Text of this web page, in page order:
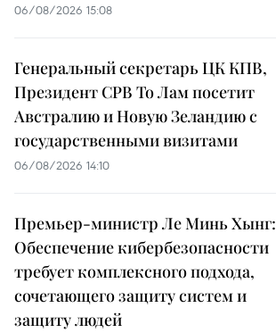
06/08/2026 15:08
Генеральный секретарь ЦК КПВ,
Президент СРВ То Лам посетит
Австралию и Новую Зеландию с
государственными визитами
06/08/2026 14:10
Премьер-министр Ле Минь Хынг:
Обеспечение кибербезопасности
требует комплексного подхода,
сочетающего защиту систем и
защиту людей